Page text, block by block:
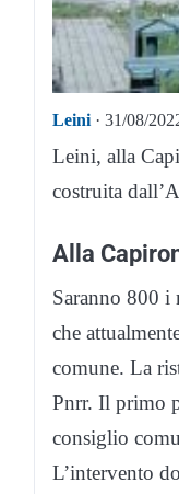
Leini · 31/08/
Leini, alla
costruita
Alla
Saranno 800 i
che
comune. La
Pnrr. Il primo
consiglio
L’intervento